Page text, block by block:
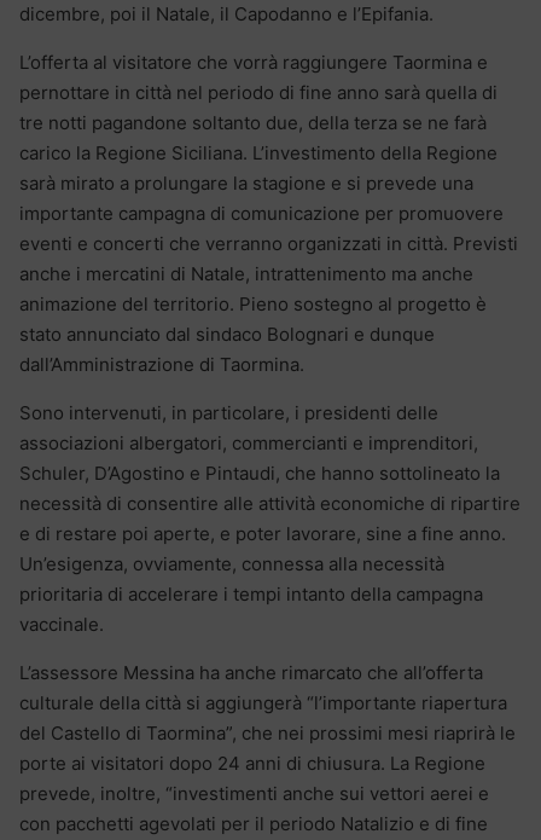
dicembre, poi il Natale, il Capodanno e l’Epifania.
L’offerta al visitatore che vorrà raggiungere Taormina e
pernottare in città nel periodo di fine anno sarà quella di
tre notti pagandone soltanto due, della terza se ne farà
carico la Regione Siciliana. L’investimento della Regione
sarà mirato a prolungare la stagione e si prevede una
importante campagna di comunicazione per promuovere
eventi e concerti che verranno organizzati in città. Previsti
anche i mercatini di Natale, intrattenimento ma anche
animazione del territorio. Pieno sostegno al progetto è
stato annunciato dal sindaco Bolognari e dunque
dall’Amministrazione di Taormina.
Sono intervenuti, in particolare, i presidenti delle
associazioni albergatori, commercianti e imprenditori,
Schuler, D’Agostino e Pintaudi, che hanno sottolineato la
necessità di consentire alle attività economiche di ripartire
e di restare poi aperte, e poter lavorare, sine a fine anno.
Un’esigenza, ovviamente, connessa alla necessità
prioritaria di accelerare i tempi intanto della campagna
vaccinale.
L’assessore Messina ha anche rimarcato che all’offerta
culturale della città si aggiungerà “l’importante riapertura
del Castello di Taormina”, che nei prossimi mesi riaprirà le
porte ai visitatori dopo 24 anni di chiusura. La Regione
prevede, inoltre, “investimenti anche sui vettori aerei e
con pacchetti agevolati per il periodo Natalizio e di fine